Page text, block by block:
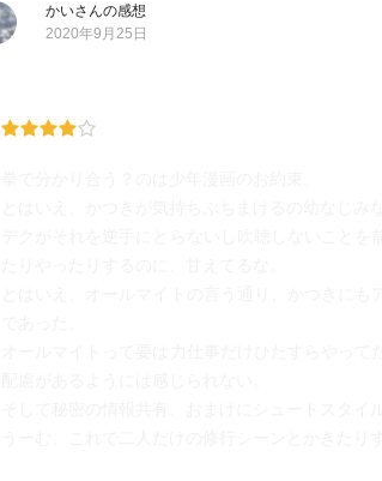
そしてインターン活動中に敵遭遇・・・というこ
かいさんの感想
2020年9月25日